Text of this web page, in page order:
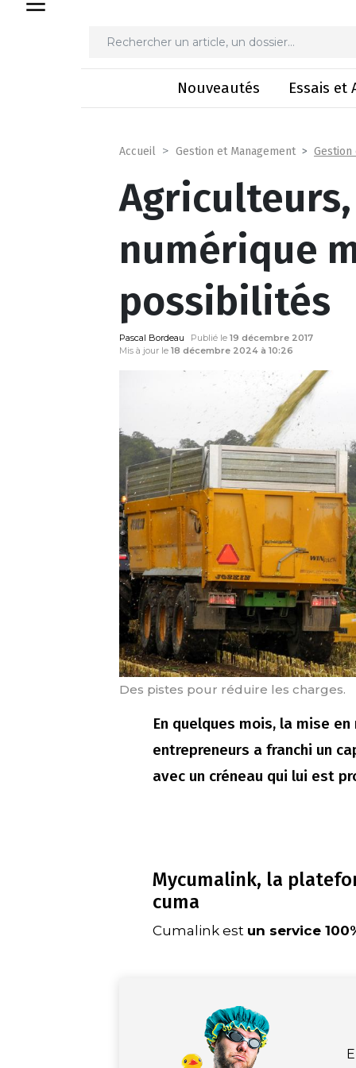
Nouveautés Essais et
Accueil Gestion et Management Gestion
Agriculteurs,
numérique
possibilités
Pascal Bordeau Publié le 19 décembre 2017
Mis à jour le 18 décembre 2024 à 10:26
Des pistes pour réduire les charges.
En quelques mois, la mise
entrepreneurs a franchi un
avec un créneau qui lui est
Mycumalink, la
cuma
Cumalink est un service